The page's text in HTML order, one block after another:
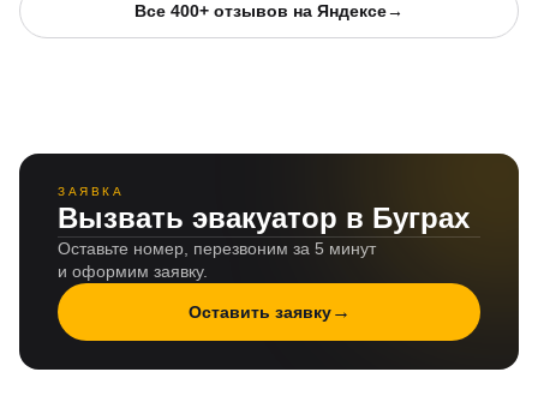
Все 400+ отзывов на Яндексе→
ЗАЯВКА
Вызвать эвакуатор в Буграх
Оставьте номер, перезвоним за 5 минут
и оформим заявку.
Оставить заявку→